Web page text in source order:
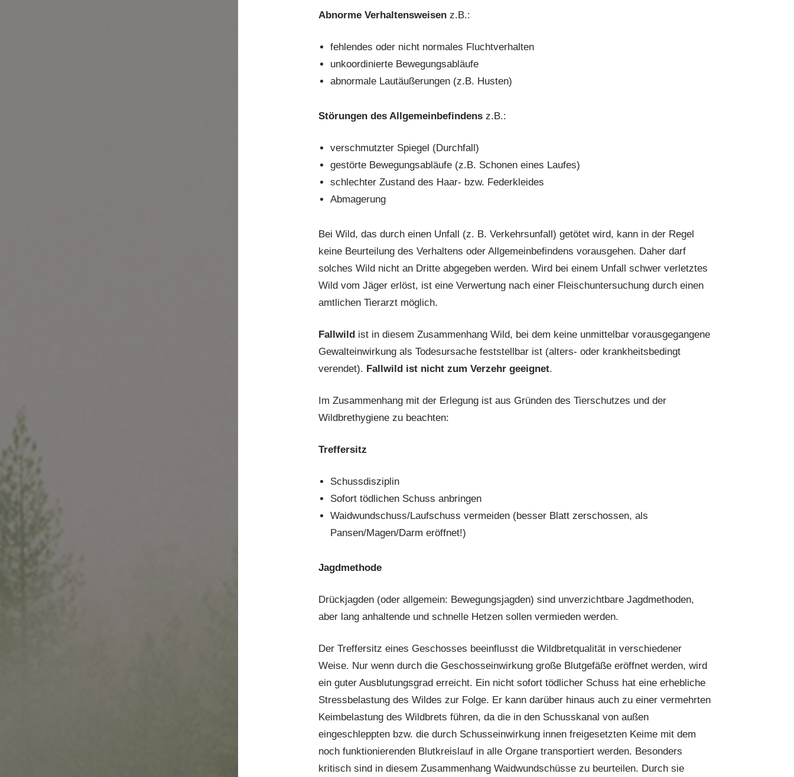
Abnorme Verhaltensweisen z.B.:
fehlendes oder nicht normales Fluchtverhalten
unkoordinierte Bewegungsabläufe
abnormale Lautäußerungen (z.B. Husten)
Störungen des Allgemeinbefindens z.B.:
verschmutzter Spiegel (Durchfall)
gestörte Bewegungsabläufe (z.B. Schonen eines Laufes)
schlechter Zustand des Haar- bzw. Federkleides
Abmagerung
Bei Wild, das durch einen Unfall (z. B. Verkehrsunfall) getötet wird, kann in der Regel
keine Beurteilung des Verhaltens oder Allgemeinbefindens vorausgehen. Daher darf
solches Wild nicht an Dritte abgegeben werden. Wird bei einem Unfall schwer verletztes
Wild vom Jäger erlöst, ist eine Verwertung nach einer Fleischuntersuchung durch einen
amtlichen Tierarzt möglich.
Fallwild ist in diesem Zusammenhang Wild, bei dem keine unmittelbar vorausgegangene
Gewalteinwirkung als Todesursache feststellbar ist (alters- oder krankheitsbedingt
verendet). Fallwild ist nicht zum Verzehr geeignet.
Im Zusammenhang mit der Erlegung ist aus Gründen des Tierschutzes und der
Wildbrethygiene zu beachten:
Treffersitz
Schussdisziplin
Sofort tödlichen Schuss anbringen
Waidwundschuss/Laufschuss vermeiden (besser Blatt zerschossen, als
Pansen/Magen/Darm eröffnet!)
Jagdmethode
Drückjagden (oder allgemein: Bewegungsjagden) sind unverzichtbare Jagdmethoden,
aber lang anhaltende und schnelle Hetzen sollen vermieden werden.
Der Treffersitz eines Geschosses beeinflusst die Wildbretqualität in verschiedener
Weise. Nur wenn durch die Geschosseinwirkung große Blutgefäße eröffnet werden, wird
ein guter Ausblutungsgrad erreicht. Ein nicht sofort tödlicher Schuss hat eine erhebliche
Stressbelastung des Wildes zur Folge. Er kann darüber hinaus auch zu einer vermehrten
Keimbelastung des Wildbrets führen, da die in den Schusskanal von außen
eingeschleppten bzw. die durch Schusseinwirkung innen freigesetzten Keime mit dem
noch funktionierenden Blutkreislauf in alle Organe transportiert werden. Besonders
kritisch sind in diesem Zusammenhang Waidwundschüsse zu beurteilen. Durch sie